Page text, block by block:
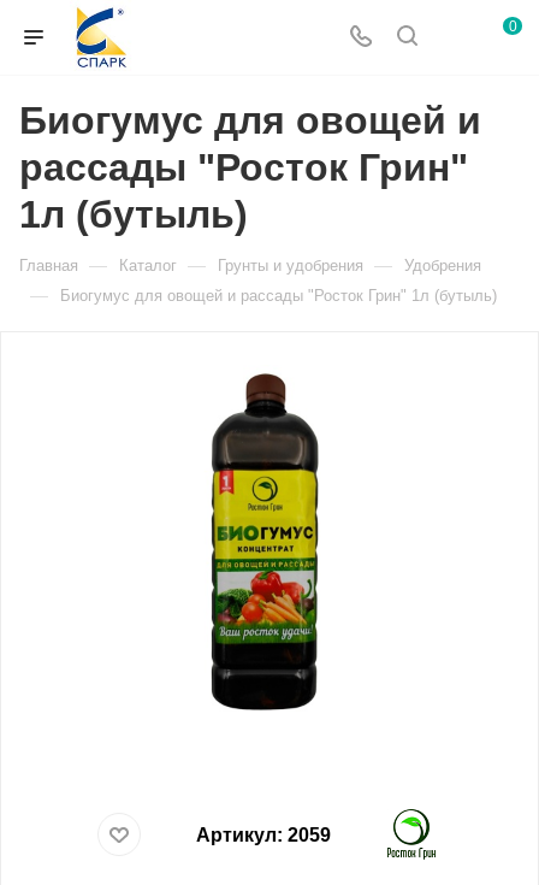
0
Биогумус для овощей и
рассады "Росток Грин"
1л (бутыль)
Главная — Каталог — Грунты и удобрения — Удобрения
— Биогумус для овощей и рассады "Росток Грин" 1л (бутыль)
Артикул: 2059